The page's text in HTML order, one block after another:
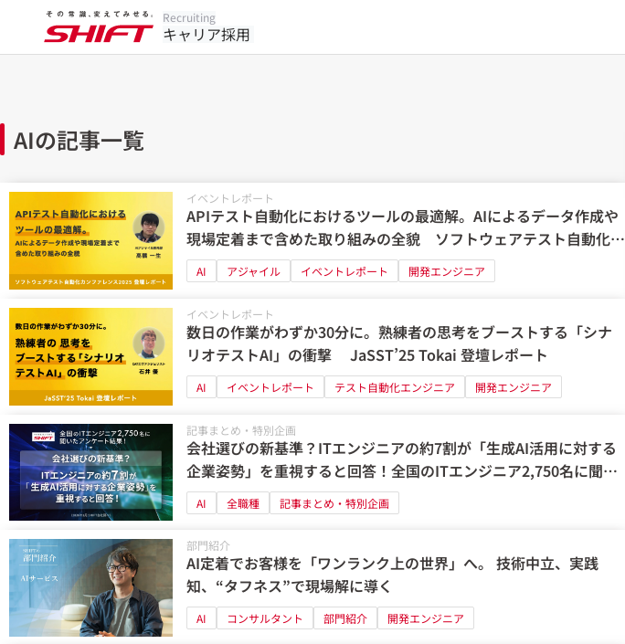
Recruiting
キャリア採用
AIの記事一覧
イベントレポート
APIテスト自動化におけるツールの最適解。AIによるデータ作成や
現場定着まで含めた取り組みの全貌 ソフトウェアテスト自動化カ
ンファレンス2025 登壇レポート
AI アジャイル イベントレポート 開発エンジニア
イベントレポート
数日の作業がわずか30分に。熟練者の思考をブーストする「シナ
リオテストAI」の衝撃 JaSST’25 Tokai 登壇レポート
AI イベントレポート テスト自動化エンジニア 開発エンジニア
記事まとめ・特別企画
会社選びの新基準？ITエンジニアの約7割が「生成AI活用に対する
企業姿勢」を重視すると回答！全国のITエンジニア2,750名に聞い
たアンケート結果
AI 全職種 記事まとめ・特別企画
部門紹介
AI定着でお客様を「ワンランク上の世界」へ。 技術中立、実践
知、“タフネス”で現場解に導く
AI コンサルタント 部門紹介 開発エンジニア